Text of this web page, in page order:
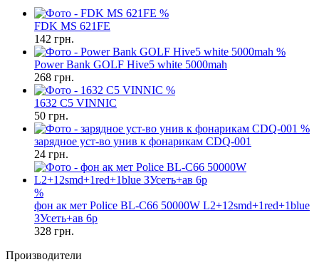
%
FDK MS 621FE
142 грн.
%
Power Bank GOLF Hive5 white 5000mah
268 грн.
%
1632 C5 VINNIC
50 грн.
%
зарядное уст-во унив к фонарикам CDQ-001
24 грн.
%
фон ак мет Police BL-C66 50000W L2+12smd+1red+1blue
ЗУсеть+ав 6р
328 грн.
Производители